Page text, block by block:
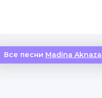
Все песни Madina